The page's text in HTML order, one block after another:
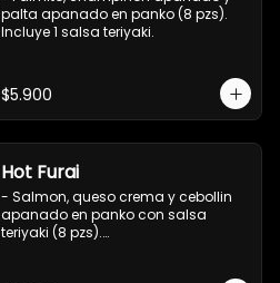
palta apanado en panko (8 pzs).
Incluye 1 salsa teriyaki.
$5.900
Hot Furai
- Salmon, queso crema y cebollin
apanado en panko con salsa
teriyaki (8 pzs).